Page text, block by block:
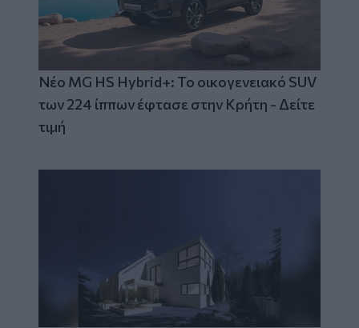
Νέο MG HS Hybrid+: Το οικογενειακό SUV
των 224 ίππων έφτασε στην Κρήτη - Δείτε
τιμή